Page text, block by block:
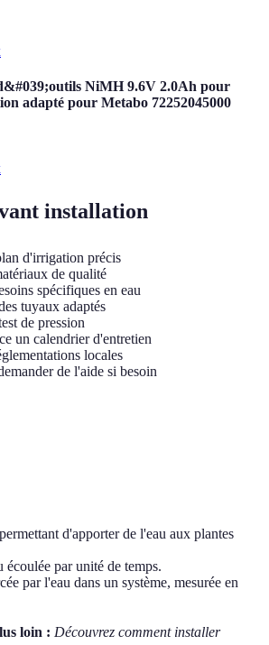
NiMH 9.6V 2.0Ah pour
adapté pour Metabo 72252045000
installation
d'irrigation précis
de qualité
spécifiques en eau
tuyaux adaptés
de pression
un calendrier d'entretien
locales
de l'aide si besoin
d'apporter de l'eau aux plantes
écoulée par unité de temps.
par l'eau dans un système, mesurée en
loin : Découvrez comment installer